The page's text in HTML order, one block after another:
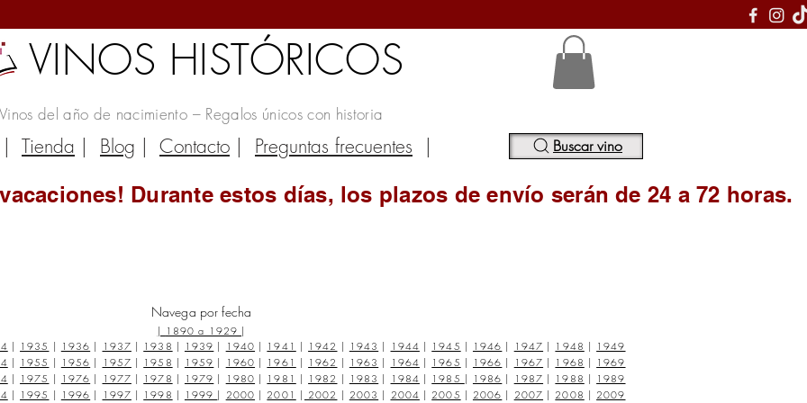
VINOS HISTÓRICOS
Vinos del año de nacimiento – Regalos únicos con historia
| Tienda | Blog | Contacto | Preguntas frecuentes | Buscar vino
Durante estos días, los plazos de envío serán de 24 a 72 horas.
Navega por fecha
| 1890 a 1929 |
| 1935 | 1936 | 1937 | 1938 | 1939 | 1940 | 1941 | 1942 | 1943 | 1944 | 1945 | 1946 | 1947 | 1948 | 1949
| 1955 | 1956 | 1957 | 1958 | 1959 | 1960 | 1961 | 1962 | 1963 | 1964 | 1965 | 1966 | 1967 | 1968 | 1969
| 1975 | 1976 | 1977 | 1978 | 1979 | 1980 | 1981 | 1982 | 1983 | 1984 | 1985 | 1986 | 1987 | 1988 | 1989
| 1995 | 1996 | 1997 | 1998 | 1999 | 2000 | 2001 | 2002 | 2003 | 2004 | 2005 | 2006 | 2007 | 2008 | 2009